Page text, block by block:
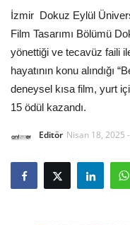
Hakkımızda
İletişim
Asayiş
Gizlilik Politikası
İzmir Dokuz Eylül
Film Tasarımı Bölümü
yönettiği ve tecavüz faili
hayatının konu alındığı
deneysel kısa film, yurt
15 ödül kazandı.
Editör Nisan 18, 2025